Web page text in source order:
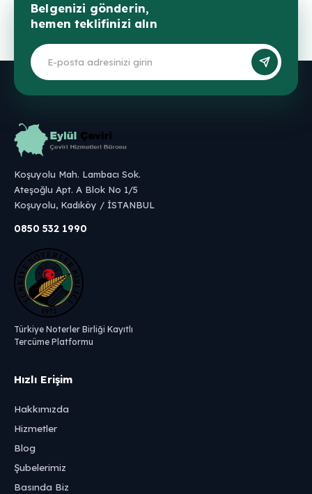
Belgenizi gönderin,
hemen teklifinizi alın
Koşuyolu Mah. Lambacı Sok.
Ateşoğlu Apt. A Blok No 1/5
Koşuyolu, Kadıköy / İSTANBUL
0850 532 1990
Türkiye Noterler Birliği Kayıtlı
Tercüme Platformu
Hızlı Erişim
Hakkımızda
Hizmetler
Blog
Şubelerimiz
Basında Biz